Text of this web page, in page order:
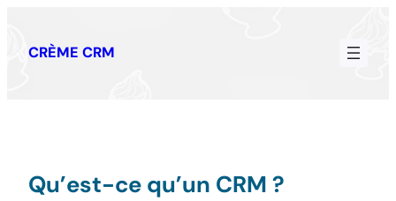
contenu
CRÈME CRM
Qu’est-ce qu’un CRM ?